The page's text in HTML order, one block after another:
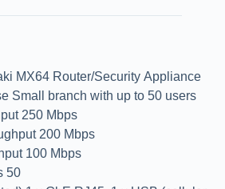
MX64 Router/Security Appliance
Small branch with up to 50 users
250 Mbps
200 Mbps
100 Mbps
50